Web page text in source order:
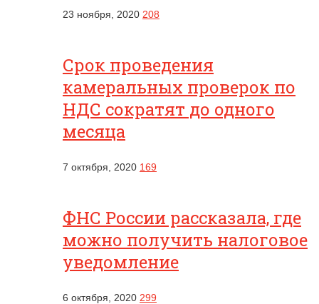
23 ноября, 2020 208
Срок проведения
камеральных проверок по
НДС сократят до одного
месяца
7 октября, 2020 169
ФНС России рассказала, где
можно получить налоговое
уведомление
6 октября, 2020 299